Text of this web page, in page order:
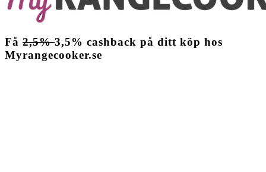
Få 2,5%3,5% cashback på ditt köp hos
Myrangecooker.se